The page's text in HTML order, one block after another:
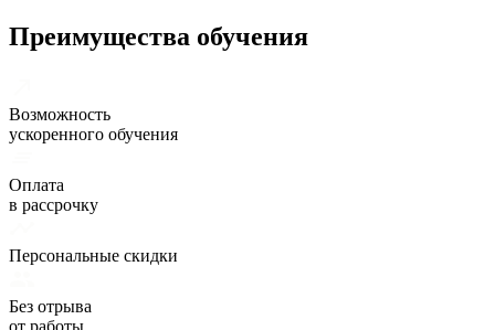
Преимущества обучения
Возможность
ускоренного обучения
Оплата
в рассрочку
Персональные скидки
Без отрыва
от работы